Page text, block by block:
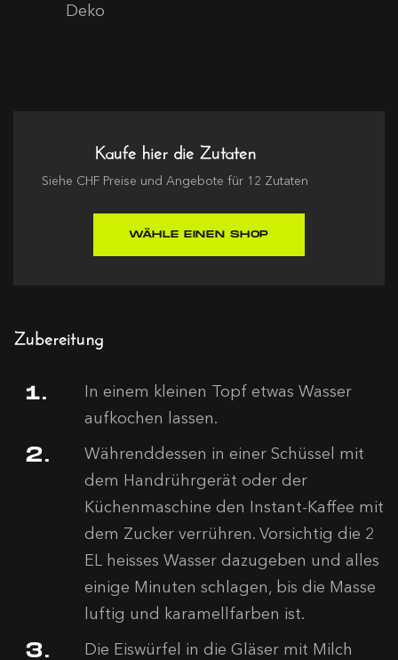
Deko
Kaufe hier die Zutaten
Siehe CHF Preise und Angebote für 12 Zutaten
WÄHLE EINEN SHOP
Zubereitung
In einem kleinen Topf etwas Wasser
aufkochen lassen.
Währenddessen in einer Schüssel mit
dem Handrührgerät oder der
Küchenmaschine den Instant-Kaffee mit
dem Zucker verrühren. Vorsichtig die 2
EL heisses Wasser dazugeben und alles
einige Minuten schlagen, bis die Masse
luftig und karamellfarben ist.
Die Eiswürfel in die Gläser mit Milch